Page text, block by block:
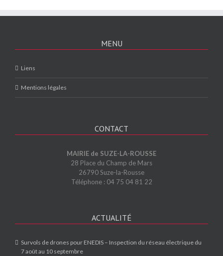
MENU
Liens
Mentions légales
CONTACT
MAIRIE de SUZE-LA-ROUSSE
28 Place du Champ de Mars
26790 Suze-la-Rousse
Téléphone : 04 75 04 81 22
ACTUALITÉ
Survols de drones pour ENEDIS – Inspection du réseau électrique du
7 août au 10 septembre